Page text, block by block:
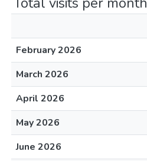
February 2026
March 2026
April 2026
May 2026
June 2026